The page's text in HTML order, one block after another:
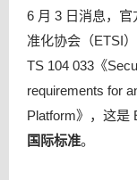
6 月 3 日消息，
准化协会（ETSI
TS 104 033《
requirements for
Platform》，这是
国际标准。